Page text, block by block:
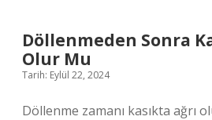
Döllenmeden Sonra
Olur Mu
Tarih: Eylül 22, 2024
Döllenme zamanı kasıkta ağrı